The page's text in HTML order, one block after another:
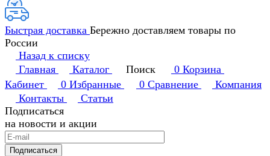
Быстрая доставка Бережно доставляем товары по
России
Назад к списку
Главная
Каталог Поиск 0 Корзина
Кабинет
0 Избранные 0 Сравнение
Компания
Контакты
Статьи
Подписаться
на новости и акции
Подписаться